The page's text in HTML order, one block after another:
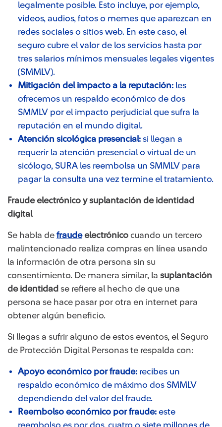
legalmente posible. Esto incluye, por ejemplo,
videos, audios, fotos o memes que aparezcan en
redes sociales o sitios web. En este caso, el
seguro cubre el valor de los servicios hasta por
tres salarios mínimos mensuales legales vigentes
(SMMLV).
Mitigación del impacto a la reputación: les
ofrecemos un respaldo económico de dos
SMMLV por el impacto perjudicial que sufra la
reputación en el mundo digital.
Atención sicológica presencial: si llegan a
requerir la atención presencial o virtual de un
sicólogo, SURA les reembolsa un SMMLV para
pagar la consulta una vez termine el tratamiento.
Fraude electrónico y suplantación de identidad
digital
Se habla de fraudeelectrónico cuando un tercero
malintencionado realiza compras en línea usando
la información de otra persona sin su
consentimiento. De manera similar, la suplantación
de identidad se refiere al hecho de que una
persona se hace pasar por otra en internet para
obtener algún beneficio.
Si llegas a sufrir alguno de estos eventos, el Seguro
de Protección Digital Personas te respalda con:
Apoyo económico por fraude: recibes un
respaldo económico de máximo dos SMMLV
dependiendo del valor del fraude.
Reembolso económico por fraude: este
reembolso es por dos, cuatro o siete millones de